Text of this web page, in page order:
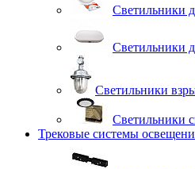
Светильники
Светильники
Светильники
Светильники
Трековые системы